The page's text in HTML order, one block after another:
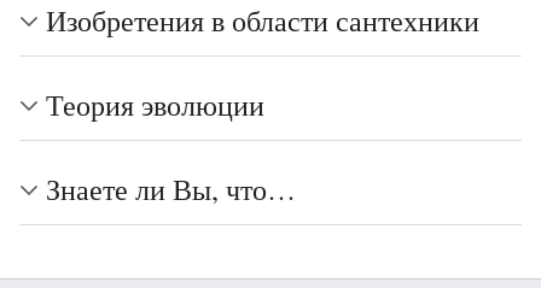
Изобретения в области сантехники
Теория эволюции
Знаете ли Вы, что…